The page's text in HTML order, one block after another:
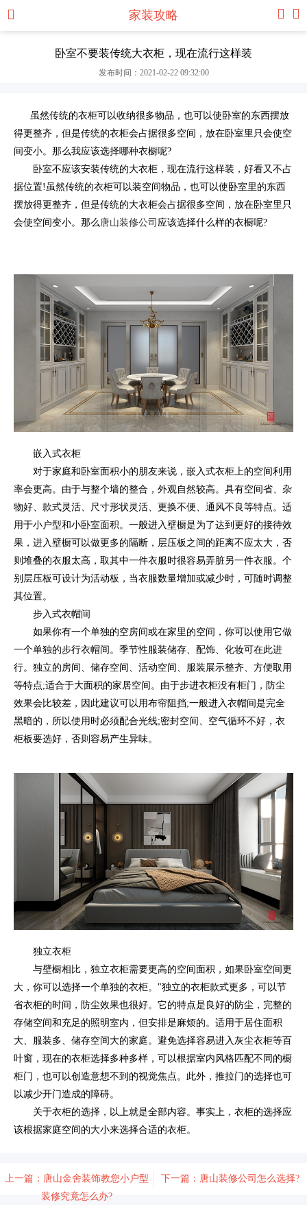
家装攻略
卧室不要装传统大衣柜，现在流行这样装
发布时间：2021-02-22 09:32:00
虽然传统的衣柜可以收纳很多物品，也可以使卧室的东西摆放
得更整齐，但是传统的衣柜会占据很多空间，放在卧室里只会使空
间变小。那么我应该选择哪种衣橱呢?
卧室不应该安装传统的大衣柜，现在流行这样装，好看又不占
据位置!虽然传统的衣柜可以装空间物品，也可以使卧室里的东西
摆放得更整齐，但是传统的大衣柜会占据很多空间，放在卧室里只
会使空间变小。那么唐山装修公司 应该选择什么样的衣橱呢?
嵌入式衣柜
对于家庭和卧室面积小的朋友来说，嵌入式衣柜上的空间利用
率会更高。由于与整个墙的整合，外观自然较高。具有空间省、杂
物好、款式灵活、尺寸形状灵活、更换不便、通风不良等特点。适
用于小户型和小卧室面积。一般进入壁橱是为了达到更好的接待效
果，进入壁橱可以做更多的隔断，层压板之间的距离不应太大，否
则堆叠的衣服太高，取其中一件衣服时很容易弄脏另一件衣服。个
别层压板可设计为活动板，当衣服数量增加或减少时，可随时调整
其位置。
步入式衣帽间
如果你有一个单独的空房间或在家里的空间，你可以使用它做
一个单独的步行衣帽间。季节性服装储存、配饰、化妆可在此进
行。独立的房间、储存空间、活动空间、服装展示整齐、方便取用
等特点;适合于大面积的家居空间。由于步进衣柜没有柜门，防尘
效果会比较差，因此建议可以用布帘阻挡;一般进入衣帽间是完全
黑暗的，所以使用时必须配合光线;密封空间、空气循环不好，衣
柜板要选好，否则容易产生异味。
独立衣柜
与壁橱相比，独立衣柜需要更高的空间面积，如果卧室空间更
大，你可以选择一个单独的衣柜。"独立的衣柜款式更多，可以节
省衣柜的时间，防尘效果也很好。它的特点是良好的防尘，完整的
存储空间和充足的照明室内，但安排是麻烦的。适用于居住面积
大、服装多、储存空间大的家庭。避免选择容易进入灰尘衣柜等百
叶窗，现在的衣柜选择多种多样，可以根据室内风格匹配不同的橱
柜门，也可以创造意想不到的视觉焦点。此外，推拉门的选择也可
以减少开门造成的障碍。
关于衣柜的选择，以上就是全部内容。事实上，衣柜的选择应
该根据家庭空间的大小来选择合适的衣柜。
上一篇：唐山金舍装饰教您小户型
装修究竟怎么办?
下一篇：唐山装修公司怎么选择?